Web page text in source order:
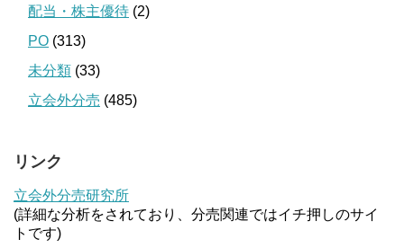
配当・株主優待 (2)
PO (313)
未分類 (33)
立会外分売 (485)
リンク
立会外分売研究所
(詳細な分析をされており、分売関連ではイチ押しのサイ
トです)